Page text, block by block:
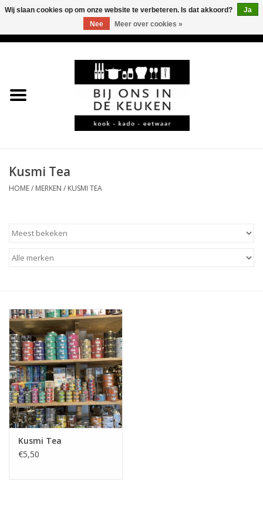
LEKKER
KOFFIE
*KADO*
Messenslijpen
BLOG: "jarig!!"
Kusmi Tea
HOME/ MERKEN / KUSMI TEA
Kusmi Tea
€5,50
Wij slaan cookies op om onze website te verbeteren. Is dat akkoord?
Ja
Nee
Meer over cookies »